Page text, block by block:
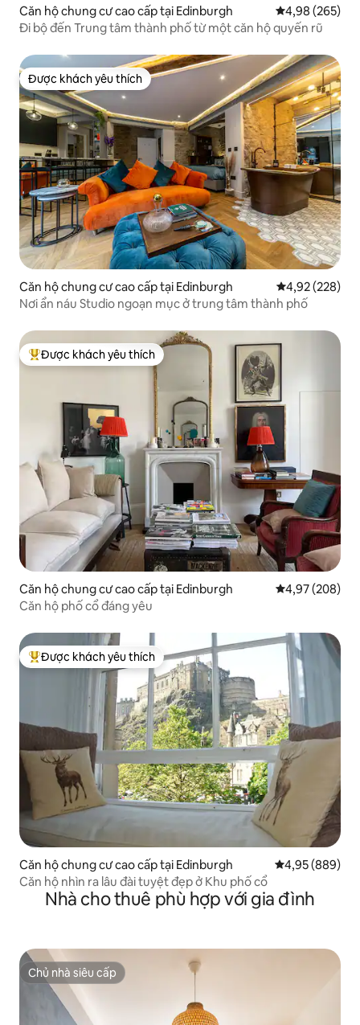
Căn hộ chung cư cao cấp tại Edinburgh Xếp hạng
4,98 (265)
Đi bộ đến Trung tâm thành phố từ một căn hộ quyến rũ
Được khách yêu thích
Được khách yêu thích
Căn hộ chung cư cao cấp tại Edinburgh Xếp hạng
4,92 (228)
Nơi ẩn náu Studio ngoạn mục ở trung tâm thành phố
Được khách yêu thích nhất
Được khách yêu thích
Căn hộ chung cư cao cấp tại Edinburgh Xếp hạng
4,97 (208)
Căn hộ phố cổ đáng yêu
Được khách yêu thích nhất
Được khách yêu thích
Căn hộ chung cư cao cấp tại Edinburgh Xếp hạng
4,95 (889)
Căn hộ nhìn ra lâu đài tuyệt đẹp ở Khu phố cổ
Nhà cho thuê phù hợp với gia đình
Chủ nhà siêu cấp
Chủ nhà siêu cấp